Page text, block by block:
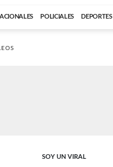
POLICIALES DEPORTES
SOY UN VIRAL